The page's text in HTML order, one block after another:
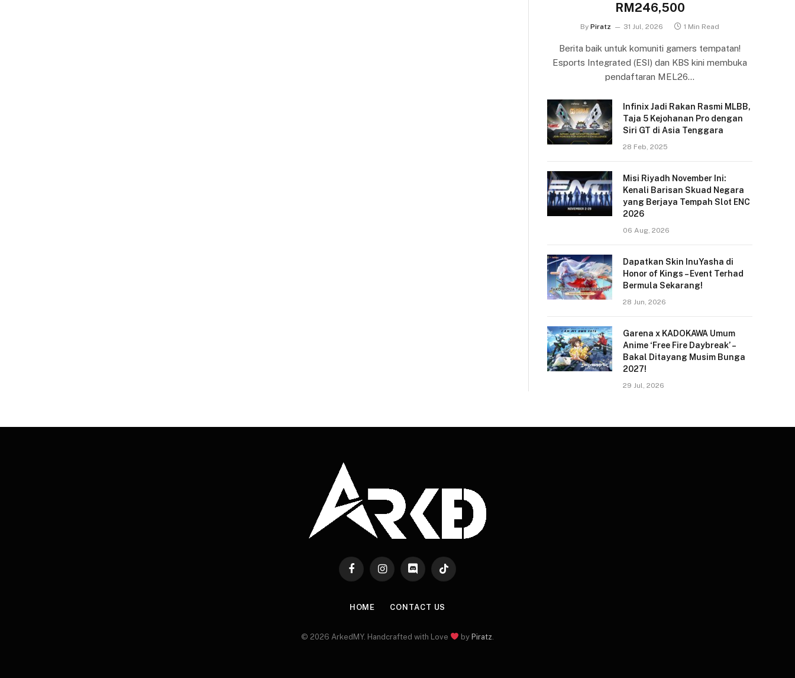
RM246,500
By Piratz 31 Jul, 2026 1 Min Read
Berita baik untuk komuniti gamers tempatan!
Esports Integrated (ESI) dan KBS kini membuka
pendaftaran MEL26…
Infinix Jadi Rakan Rasmi MLBB,
Taja 5 Kejohanan Pro dengan
Siri GT di Asia Tenggara
28 Feb, 2025
Misi Riyadh November Ini:
Kenali Barisan Skuad Negara
yang Berjaya Tempah Slot ENC
2026
06 Aug, 2026
Dapatkan Skin InuYasha di
Honor of Kings – Event Terhad
Bermula Sekarang!
28 Jun, 2026
Garena x KADOKAWA Umum
Anime ‘Free Fire Daybreak’ –
Bakal Ditayang Musim Bunga
2027!
29 Jul, 2026
FacebookInstagramDiscord TikTok
HOME CONTACT US
© 2026 ArkedMY. Handcrafted with Love by Piratz.